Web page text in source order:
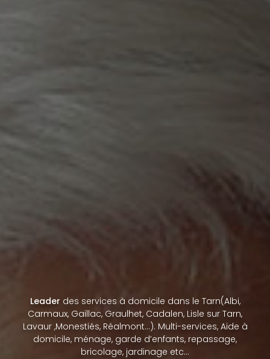
Leader des services à domicile dans le Tarn(Albi,
Carmaux, Gaillac, Graulhet, Cadalen, Lisle sur Tarn,
Lavaur ,Monestiés, Réalmont…). Multi-services, Aide à
domicile, ménage, garde d’enfants, repassage,
bricolage, jardinage etc…